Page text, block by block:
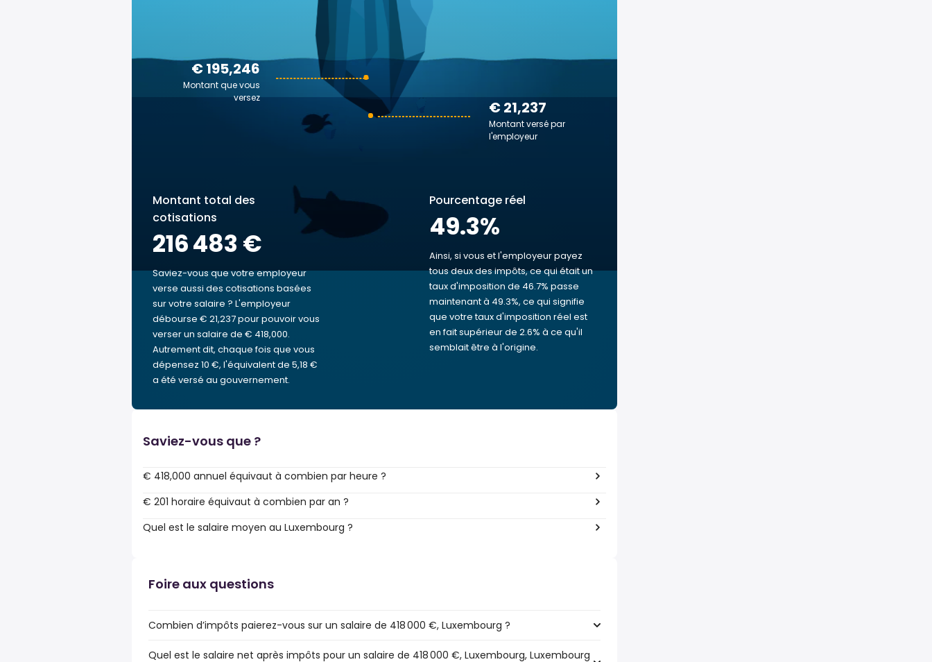
€ 21,237
Montant versé par
l'employeur
€ 195,246
Montant que vous
versez
Montant total des
cotisations
216 483 €
Saviez-vous que votre employeur
verse aussi des cotisations basées
sur votre salaire ? L'employeur
débourse € 21,237 pour pouvoir vous
verser un salaire de € 418,000.
Autrement dit, chaque fois que vous
dépensez 10 €, l'équivalent de 5,18 €
a été versé au gouvernement.
Pourcentage réel
49.3%
Ainsi, si vous et l'employeur payez
tous deux des impôts, ce qui était un
taux d'imposition de 46.7% passe
maintenant à 49.3%, ce qui signifie
que votre taux d'imposition réel est
en fait supérieur de 2.6% à ce qu'il
semblait être à l'origine.
Saviez-vous que ?
€ 418,000 annuel équivaut à combien par heure ?
€ 201 horaire équivaut à combien par an ?
Quel est le salaire moyen au Luxembourg ?
Foire aux questions
Combien d’impôts paierez-vous sur un salaire de 418 000 €, Luxembourg ?
Quel est le salaire net après impôts pour un salaire de 418 000 €, Luxembourg, Luxembourg